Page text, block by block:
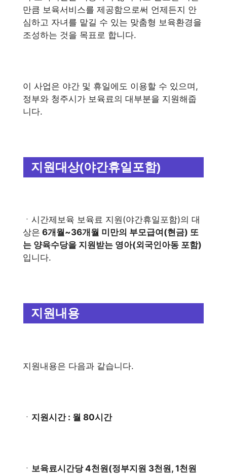
만큼 보육서비스를 제공함으로써 언제든지 안
심하고 자녀를 맡길 수 있는 맞춤형 보육환경을
조성하는 것을 목표로 합니다.
이 사업은 야간 및 휴일에도 이용할 수 있으며,
정부와 청주시가 보육료의 대부분을 지원해줍
니다.
지원대상(야간휴일포함)
ㆍ시간제보육 보육료 지원(야간휴일포함)의 대
상은 6개월~36개월 미만의 부모급여(현금) 또
는 양육수당을 지원받는 영아(외국인아동 포함)
입니다.
지원내용
지원내용은 다음과 같습니다.
ㆍ 지원시간 : 월 80시간
ㆍ 보육료시간당 4천원(정부지원 3천원, 1천원